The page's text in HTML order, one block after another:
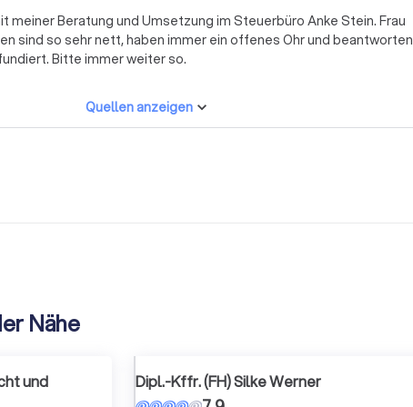
meiner Beratung und Umsetzung im Steuerbüro Anke Stein. Frau
sind so sehr nett, haben immer ein offenes Ohr und beantworten
Bitte immer weiter so.
Quellen anzeigen
Nähe
und
Dipl.-Kffr. (FH) Silke Werner